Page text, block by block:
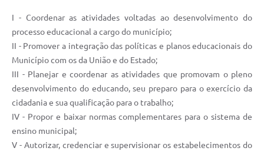
I - Coordenar as atividades voltadas ao desenvolvimento do
processo educacional a cargo do município;
II - Promover a integração das políticas e planos educacionais do
Município com os da União e do Estado;
III - Planejar e coordenar as atividades que promovam o pleno
desenvolvimento do educando, seu preparo para o exercício da
cidadania e sua qualificação para o trabalho;
IV - Propor e baixar normas complementares para o sistema de
ensino municipal;
V - Autorizar, credenciar e supervisionar os estabelecimentos do